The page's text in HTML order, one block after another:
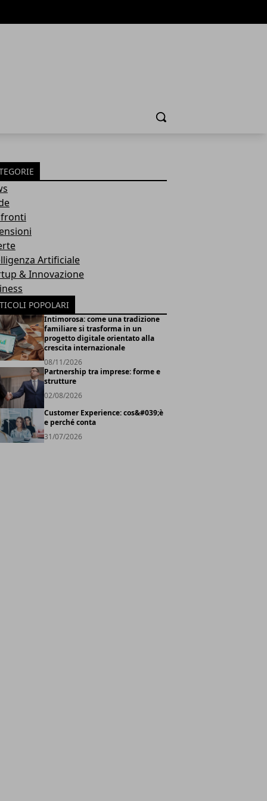
Cerca
Artificiale
& Innovazione
POPOLARI
Intimorosa: come una tradizione
familiare si trasforma in un
progetto digitale orientato alla
crescita internazionale
08/11/2026
Partnership tra imprese: forme e
strutture
02/08/2026
Customer Experience: cos&#039;è
e perché conta
31/07/2026